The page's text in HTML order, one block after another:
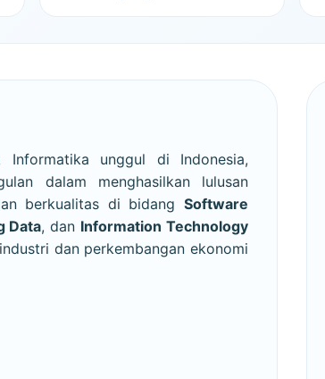
Informatika unggul di Indonesia,
dalam menghasilkan lulusan
berkualitas di bidang Software
Data, dan Information Technology
dan perkembangan ekonomi